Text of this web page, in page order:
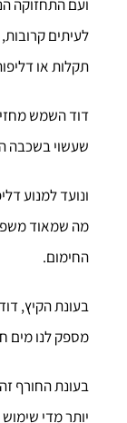
ועם התחזוקה
לעיתים
תקלות או
דוד השמש
שעשוי בשכבה
ונועד למנוע
מה שמאוד
החימום.
בעונת הקיץ,
מספק לנו מים
בעונת החורף
יותר מדי